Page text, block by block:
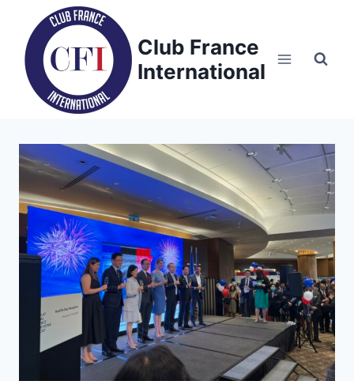
content
Club France
International